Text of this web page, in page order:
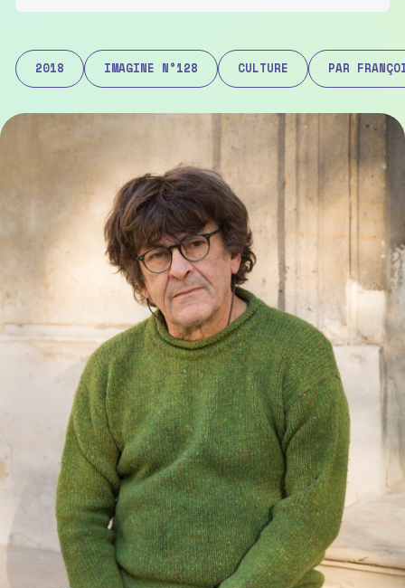
2018 IMAGINE N°128 CULTURE PAR